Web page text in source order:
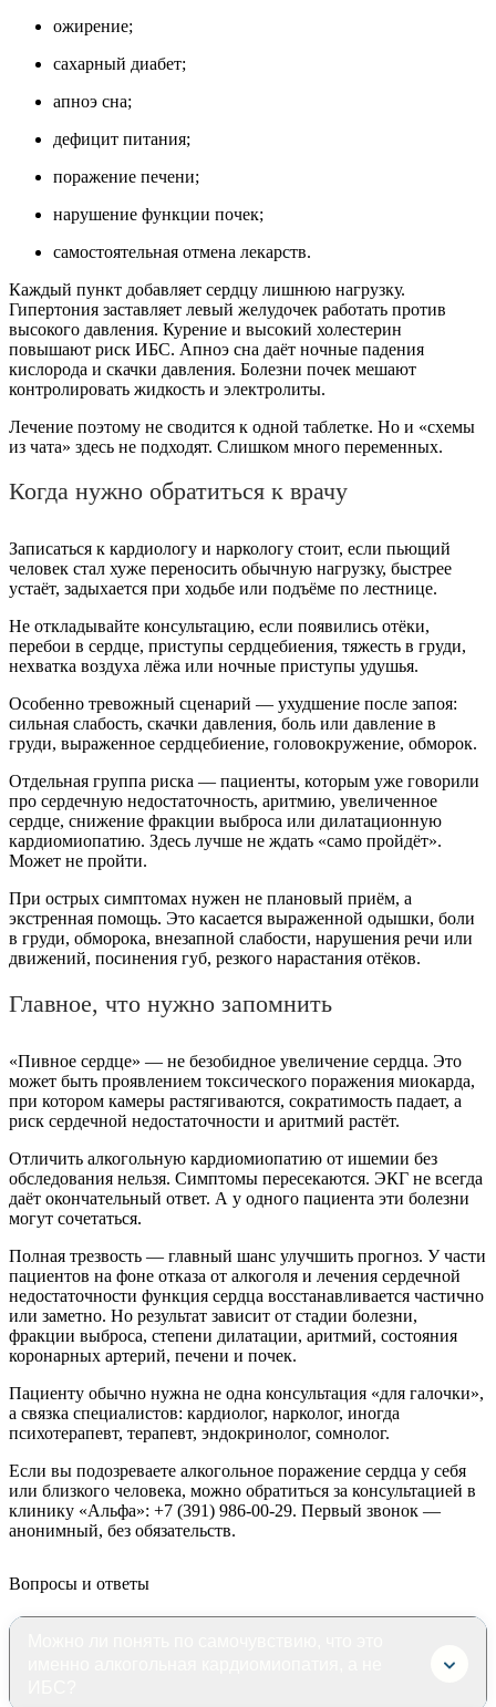
ожирение;
сахарный диабет;
апноэ сна;
дефицит питания;
поражение печени;
нарушение функции почек;
самостоятельная отмена лекарств.
Каждый пункт добавляет сердцу лишнюю нагрузку.
Гипертония заставляет левый желудочек работать против
высокого давления. Курение и высокий холестерин
повышают риск ИБС. Апноэ сна даёт ночные падения
кислорода и скачки давления. Болезни почек мешают
контролировать жидкость и электролиты.
Лечение поэтому не сводится к одной таблетке. Но и «схемы
из чата» здесь не подходят. Слишком много переменных.
Когда нужно обратиться к врачу
Записаться к кардиологу и наркологу стоит, если пьющий
человек стал хуже переносить обычную нагрузку, быстрее
устаёт, задыхается при ходьбе или подъёме по лестнице.
Не откладывайте консультацию, если появились отёки,
перебои в сердце, приступы сердцебиения, тяжесть в груди,
нехватка воздуха лёжа или ночные приступы удушья.
Особенно тревожный сценарий — ухудшение после запоя:
сильная слабость, скачки давления, боль или давление в
груди, выраженное сердцебиение, головокружение, обморок.
Отдельная группа риска — пациенты, которым уже говорили
про сердечную недостаточность, аритмию, увеличенное
сердце, снижение фракции выброса или дилатационную
кардиомиопатию. Здесь лучше не ждать «само пройдёт».
Может не пройти.
При острых симптомах нужен не плановый приём, а
экстренная помощь. Это касается выраженной одышки, боли
в груди, обморока, внезапной слабости, нарушения речи или
движений, посинения губ, резкого нарастания отёков.
Главное, что нужно запомнить
«Пивное сердце» — не безобидное увеличение сердца. Это
может быть проявлением токсического поражения миокарда,
при котором камеры растягиваются, сократимость падает, а
риск сердечной недостаточности и аритмий растёт.
Отличить алкогольную кардиомиопатию от ишемии без
обследования нельзя. Симптомы пересекаются. ЭКГ не всегда
даёт окончательный ответ. А у одного пациента эти болезни
могут сочетаться.
Полная трезвость — главный шанс улучшить прогноз. У части
пациентов на фоне отказа от алкоголя и лечения сердечной
недостаточности функция сердца восстанавливается частично
или заметно. Но результат зависит от стадии болезни,
фракции выброса, степени дилатации, аритмий, состояния
коронарных артерий, печени и почек.
Пациенту обычно нужна не одна консультация «для галочки»,
а связка специалистов: кардиолог, нарколог, иногда
психотерапевт, терапевт, эндокринолог, сомнолог.
Если вы подозреваете алкогольное поражение сердца у себя
или близкого человека, можно обратиться за консультацией в
клинику «Альфа»: +7 (391) 986-00-29. Первый звонок —
анонимный, без обязательств.
Вопросы и ответы